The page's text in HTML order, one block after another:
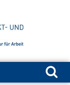
Suchen nach: